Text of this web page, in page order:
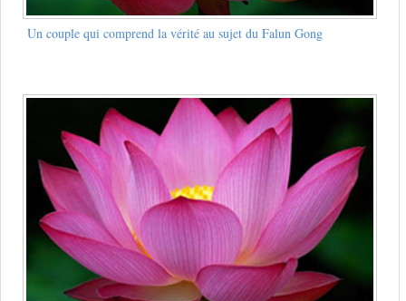
Un couple qui comprend la vérité au sujet du Falun Gong